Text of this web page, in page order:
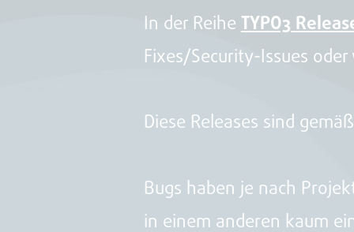
In der Reihe TYPO3
Fixes/Security-Issues
Diese Releases sind
Bugs haben je nach
in einem anderen kaum